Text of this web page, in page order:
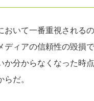
おいて一番重視される
ディアの信頼性の毀損
か分からなくなった時
だ。